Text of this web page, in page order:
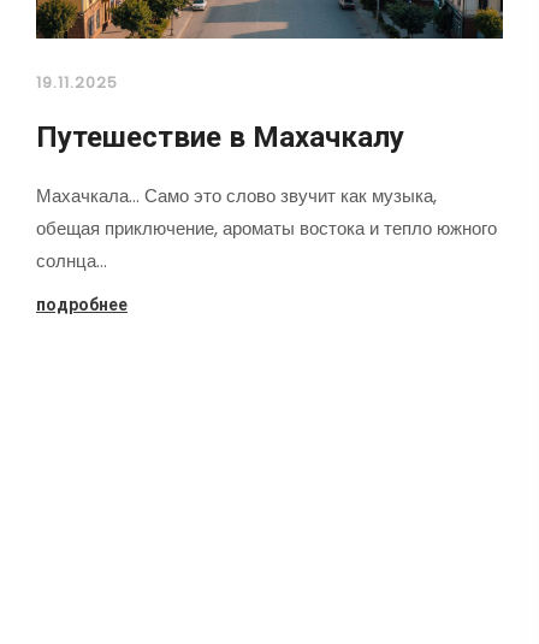
19.11.2025
Путешествие в Махачкалу
Махачкала... Само это слово звучит как музыка,
обещая приключение, ароматы востока и тепло южного
солнца…
подробнее